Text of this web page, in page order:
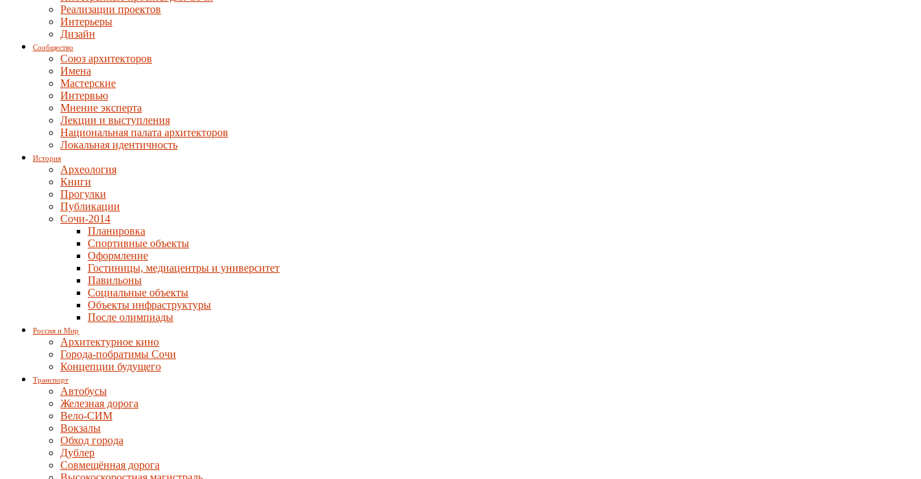
Реализации проектов
Интерьеры
Дизайн
Сообщество
Союз архитекторов
Имена
Мастерские
Интервью
Мнение эксперта
Лекции и выступления
Национальная палата архитекторов
Локальная идентичность
История
Археология
Книги
Прогулки
Публикации
Сочи-2014
Планировка
Спортивные объекты
Оформление
Гостиницы, медиацентры и университет
Павильоны
Социальные объекты
Объекты инфраструктуры
После олимпиады
Россия и Мир
Архитектурное кино
Города-побратимы Сочи
Концепции будущего
Транспорт
Автобусы
Железная дорога
Вело-СИМ
Вокзалы
Обход города
Дублер
Совмещённая дорога